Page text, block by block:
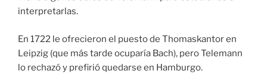
interpretarlas.
En 1722 le ofrecieron el puesto de Thomaskantor en
Leipzig (que más tarde ocuparía Bach), pero Telemann
lo rechazó y prefirió quedarse en Hamburgo.